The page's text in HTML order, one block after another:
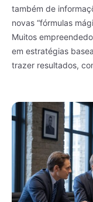
também de
novas “fórmulas
Muitos
em estratégias
trazer resultados,